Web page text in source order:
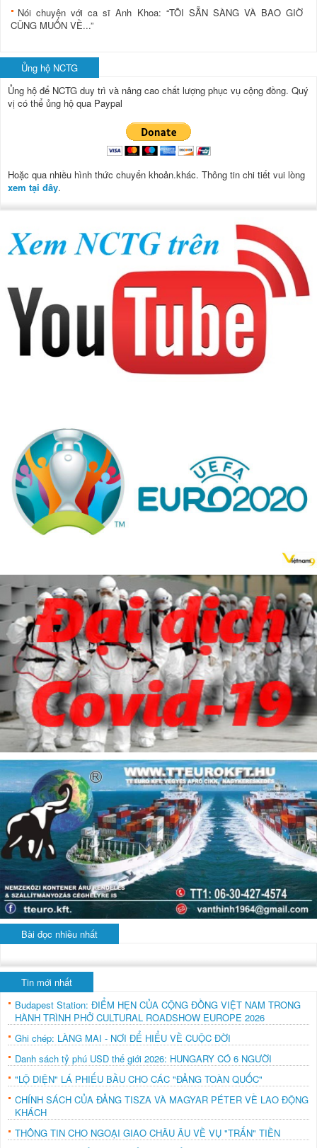
Nói chuyện với ca sĩ Anh Khoa: “TÔI SẴN SÀNG VÀ BAO GIỜ
CŨNG MUỐN VỀ...”
Ủng hộ NCTG
Ủng hộ để NCTG duy trì và nâng cao chất lượng phục vụ cộng đồng. Quý
vị có thể ủng hộ qua Paypal
Hoặc qua nhiều hình thức chuyển khoản.khác. Thông tin chi tiết vui lòng
xem tại đây.
Bài đọc nhiều nhất
Tin mới nhất
Budapest Station: ĐIỂM HẸN CỦA CỘNG ĐỒNG VIỆT NAM TRONG
HÀNH TRÌNH PHỞ CULTURAL ROADSHOW EUROPE 2026
Ghi chép: LÀNG MAI - NƠI ĐỂ HIỂU VỀ CUỘC ĐỜI
Danh sách tỷ phú USD thế giới 2026: HUNGARY CÓ 6 NGƯỜI
"LỘ DIỆN" LÁ PHIẾU BẦU CHO CÁC "ĐẢNG TOÀN QUỐC"
CHÍNH SÁCH CỦA ĐẢNG TISZA VÀ MAGYAR PÉTER VỀ LAO ĐỘNG
KHÁCH
THÔNG TIN CHO NGOẠI GIAO CHÂU ÂU VỀ VỤ "TRẤN" TIỀN